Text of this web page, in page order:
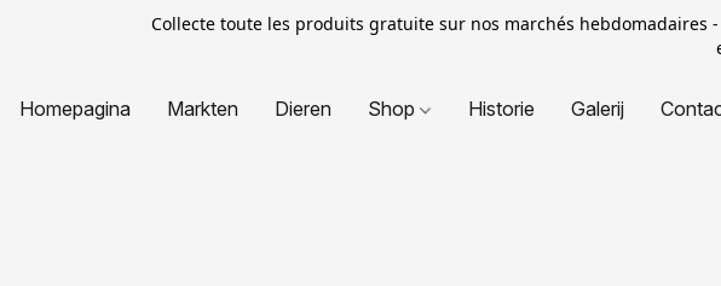
Collecte toute les produits gratuite sur nos marchés
Homepagina Markten Dieren Shop Historie Galerij